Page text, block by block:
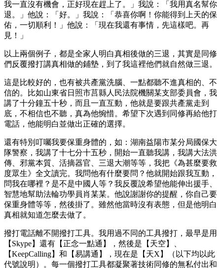
我一直沒有機會，正好現在趕上了。」我說：「我用真名幫你
退。」他說：「好。」我說：「恭喜你啊！你能得到上天的保
佑，一切順利！」他說：「現在我還有事情，先這樣吧。再
見！」
以上兩個例子，都是全家人明白真相後做的三退，其實是同修
們反覆撥打講真相做的鋪墊，到了我這裡他們就自然做三退。
這是比較好的，也有被共產黨洗腦、一點都聽不進真相的、不
信的。比如山東省日照市莒縣人民法院機關某支部委員會，我
講了十分鐘五十秒，而且一直互動，他就是要跟共產黨走到
底，不相信也不聽，真為他惋惜。希望下次遇到同修再給他打
電話，他能明白並做出正確的選擇。
還有特別叮囑我要保重身體的，如：湖南益陽市某分局國保大
隊警察，我講了十七分十五秒，開始一直聽我講，我講大法洪
傳、邪黨本質、活摘器官、三退大潮等等，我把《為甚麼要救
度眾生》全文讀完。我問他有什麼要問？他就開始跟我互動，
問我在哪裡？是不是中國人等？我反覆說希望他能伸出援手、
智慧地幫助法輪功學員肖某某。他說謝謝你的提醒，你自己要
保重身體等等，然後掛了。雖然他當時沒有表態，但是他明白
真相就知道怎麼去做了。
撥打電話離不開撥打工具。我用過不同的工具撥打，最早是用
【Skype】還有【正念一點通】，然後是【天空】、
【KeepCalling】和【易講通】，現在是【天X】（以下均以此
代號說明）。每一個撥打工具都凝聚著技術同修的無私付出和